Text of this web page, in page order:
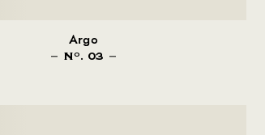
Argo
NO . 03